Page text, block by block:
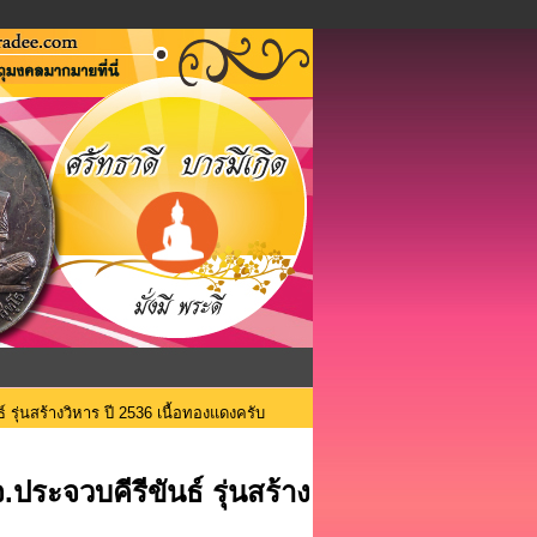
สร้างวิหาร ปี 2536 เนื้อทองแดงครับ
ระจวบคีรีขันธ์ รุ่นสร้าง